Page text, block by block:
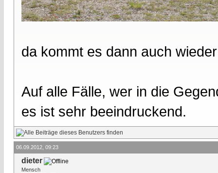
da kommt es dann auch
Auf alle Fälle, wer in die
es ist sehr beeindruckend.
06.09.2012, 09:23
dieter
Mensch